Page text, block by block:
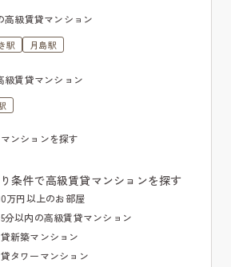
高級賃貸マンション
駅 月島駅
級賃貸マンション
ンションを探す
条件で高級賃貸マンションを探す
万円以上のお部屋
分以内の高級賃貸マンション
新築マンション
タワーマンション